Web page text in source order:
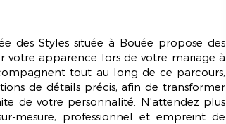
des Stylessituée à Bouée propose des
votre apparence lors de votre mariage à
tout au long de ce parcours,
de détails précis, afin de transformer
de votre personnalité. N'attendez plus
mesure, professionnel et empreint de